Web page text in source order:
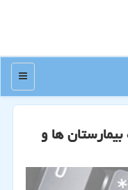
منو
ها و